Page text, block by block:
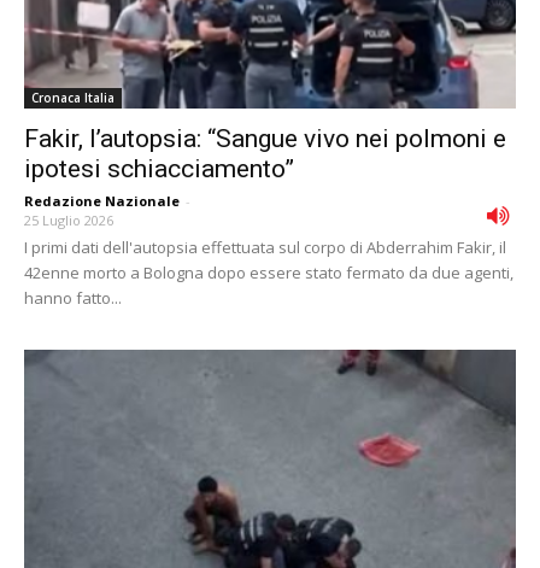
Cronaca Italia
Fakir, l’autopsia: “Sangue vivo nei polmoni e
ipotesi schiacciamento”
Redazione Nazionale -
25 Luglio 2026
I primi dati dell'autopsia effettuata sul corpo di Abderrahim Fakir, il
42enne morto a Bologna dopo essere stato fermato da due agenti,
hanno fatto...